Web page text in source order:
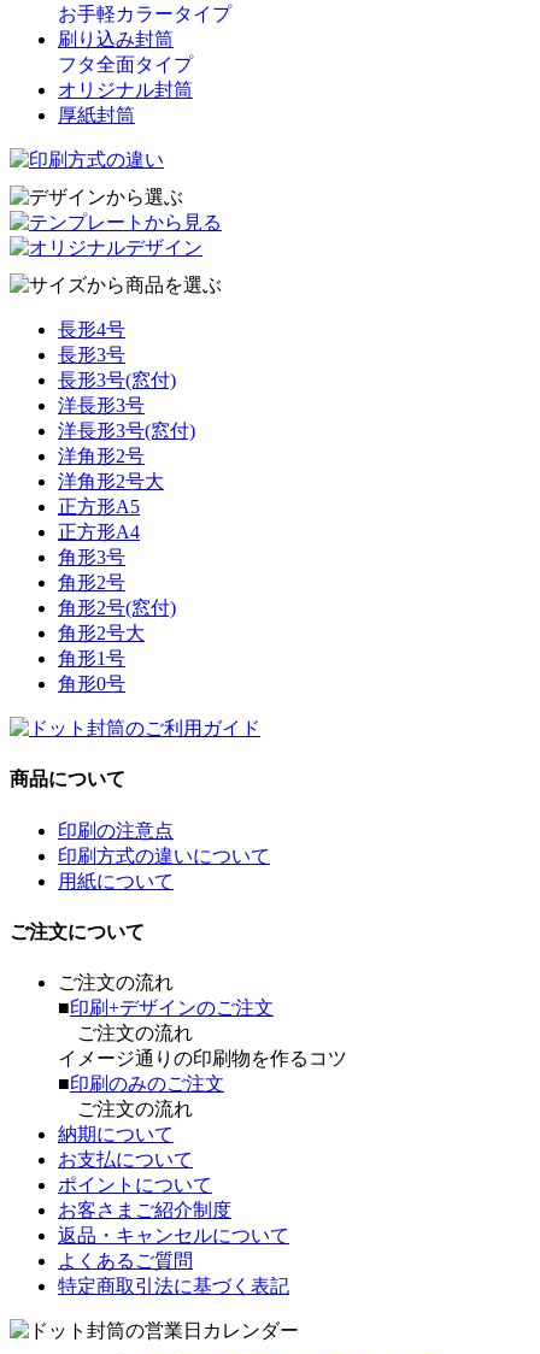
お手軽カラータイプ
刷り込み封筒
フタ全面タイプ
オリジナル封筒
厚紙封筒
長形4号
長形3号
長形3号(窓付)
洋長形3号
洋長形3号(窓付)
洋角形2号
洋角形2号大
正方形A5
正方形A4
角形3号
角形2号
角形2号(窓付)
角形2号大
角形1号
角形0号
商品について
印刷の注意点
印刷方式の違いについて
用紙について
ご注文について
ご注文の流れ
■印刷+デザインのご注文
ご注文の流れ
イメージ通りの印刷物を作るコツ
■印刷のみのご注文
ご注文の流れ
納期について
お支払について
ポイントについて
お客さまご紹介制度
返品・キャンセルについて
よくあるご質問
特定商取引法に基づく表記